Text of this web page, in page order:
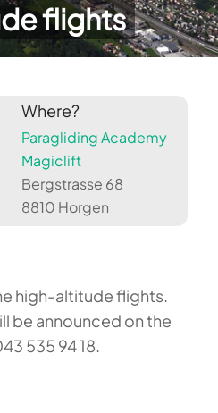
flights
Where?
Paragliding Academy
Magiclift
Bergstrasse 68
8810 Horgen
high-altitude flights.
be announced on the
535 94 18.